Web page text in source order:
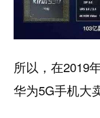
所以，在2019
华为5G手机大